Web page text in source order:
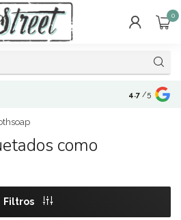
0
!Envíos a
4.7 /5
como
Filtros